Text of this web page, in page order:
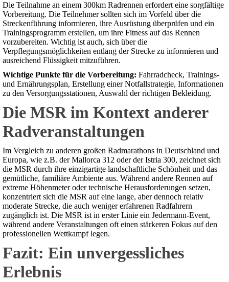
Die Teilnahme an einem 300km Radrennen erfordert eine sorgfältige
Vorbereitung. Die Teilnehmer sollten sich im Vorfeld über die
Streckenführung informieren, ihre Ausrüstung überprüfen und ein
Trainingsprogramm erstellen, um ihre Fitness auf das Rennen
vorzubereiten. Wichtig ist auch, sich über die
Verpflegungsmöglichkeiten entlang der Strecke zu informieren und
ausreichend Flüssigkeit mitzuführen.
Wichtige Punkte für die Vorbereitung: Fahrradcheck, Trainings-
und Ernährungsplan, Erstellung einer Notfallstrategie, Informationen
zu den Versorgungsstationen, Auswahl der richtigen Bekleidung.
Die MSR im Kontext anderer
Radveranstaltungen
Im Vergleich zu anderen großen Radmarathons in Deutschland und
Europa, wie z.B. der Mallorca 312 oder der Istria 300, zeichnet sich
die MSR durch ihre einzigartige landschaftliche Schönheit und das
gemütliche, familiäre Ambiente aus. Während andere Rennen auf
extreme Höhenmeter oder technische Herausforderungen setzen,
konzentriert sich die MSR auf eine lange, aber dennoch relativ
moderate Strecke, die auch weniger erfahrenen Radfahrern
zugänglich ist. Die MSR ist in erster Linie ein Jedermann-Event,
während andere Veranstaltungen oft einen stärkeren Fokus auf den
professionellen Wettkampf legen.
Fazit: Ein unvergessliches
Erlebnis